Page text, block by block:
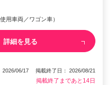
用車両／ワゴン車）
詳細を見る
2026/06/17 掲載終了日： 2026/08/21
掲載終了まであと14日